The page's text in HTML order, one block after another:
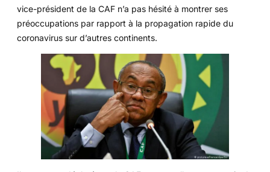
vice-président de la CAF n’a pas hésité à montrer ses
préoccupations par rapport à la propagation rapide du
coronavirus sur d’autres continents.